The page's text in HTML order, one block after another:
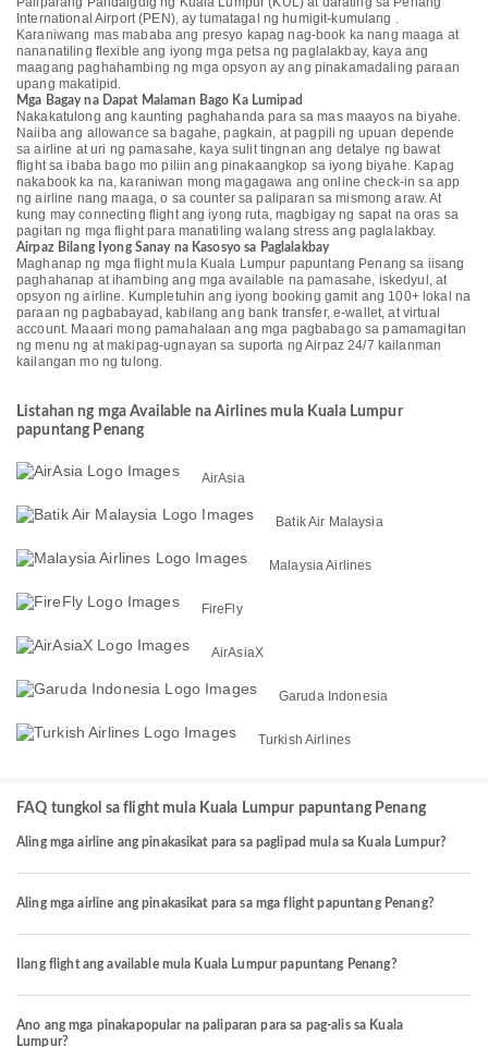
International Airport (PEN), ay tumatagal ng humigit-kumulang .
Karaniwang mas mababa ang presyo kapag nag-book ka nang maaga at
nananatiling flexible ang iyong mga petsa ng paglalakbay, kaya ang
maagang paghahambing ng mga opsyon ay ang pinakamadaling paraan
upang makatipid.
Mga Bagay na Dapat Malaman Bago Ka Lumipad
Nakakatulong ang kaunting paghahanda para sa mas maayos na biyahe.
Naiiba ang allowance sa bagahe, pagkain, at pagpili ng upuan depende
sa airline at uri ng pamasahe, kaya sulit tingnan ang detalye ng bawat
flight sa ibaba bago mo piliin ang pinakaangkop sa iyong biyahe. Kapag
nakabook ka na, karaniwan mong magagawa ang online check-in sa app
ng airline nang maaga, o sa counter sa paliparan sa mismong araw. At
kung may connecting flight ang iyong ruta, magbigay ng sapat na oras sa
pagitan ng mga flight para manatiling walang stress ang paglalakbay.
Airpaz Bilang Iyong Sanay na Kasosyo sa Paglalakbay
Maghanap ng mga flight mula Kuala Lumpur papuntang Penang sa iisang
paghahanap at ihambing ang mga available na pamasahe, iskedyul, at
opsyon ng airline. Kumpletuhin ang iyong booking gamit ang 100+ lokal na
paraan ng pagbabayad, kabilang ang bank transfer, e-wallet, at virtual
account. Maaari mong pamahalaan ang mga pagbabago sa pamamagitan
ng menu ng at makipag-ugnayan sa suporta ng Airpaz 24/7 kailanman
kailangan mo ng tulong.
Listahan ng mga Available na Airlines mula Kuala Lumpur
papuntang Penang
AirAsia
Batik Air Malaysia
Malaysia Airlines
FireFly
AirAsiaX
Garuda Indonesia
Turkish Airlines
FAQ tungkol sa flight mula Kuala Lumpur papuntang Penang
Aling mga airline ang pinakasikat para sa paglipad mula sa Kuala Lumpur?
Aling mga airline ang pinakasikat para sa mga flight papuntang Penang?
Ilang flight ang available mula Kuala Lumpur papuntang Penang?
Ano ang mga pinakapopular na paliparan para sa pag-alis sa Kuala
Lumpur?